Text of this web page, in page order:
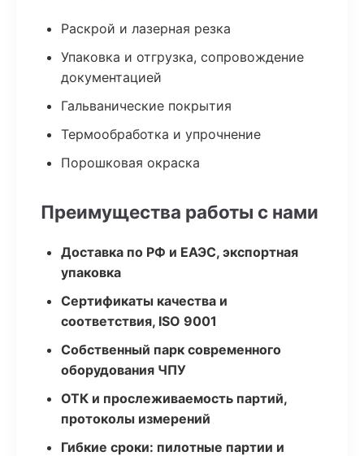
Раскрой и лазерная резка
Упаковка и отгрузка, сопровождение
документацией
Гальванические покрытия
Термообработка и упрочнение
Порошковая окраска
Преимущества работы с нами
Доставка по РФ и ЕАЭС, экспортная
упаковка
Сертификаты качества и
соответствия, ISO 9001
Собственный парк современного
оборудования ЧПУ
ОТК и прослеживаемость партий,
протоколы измерений
Гибкие сроки: пилотные партии и